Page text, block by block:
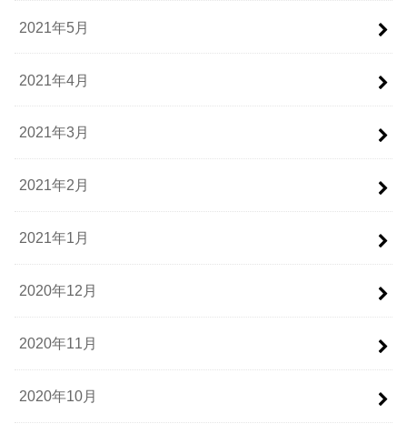
2021年5月
2021年4月
2021年3月
2021年2月
2021年1月
2020年12月
2020年11月
2020年10月